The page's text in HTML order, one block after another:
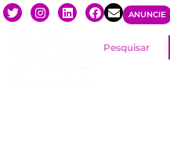
ANUNCIE